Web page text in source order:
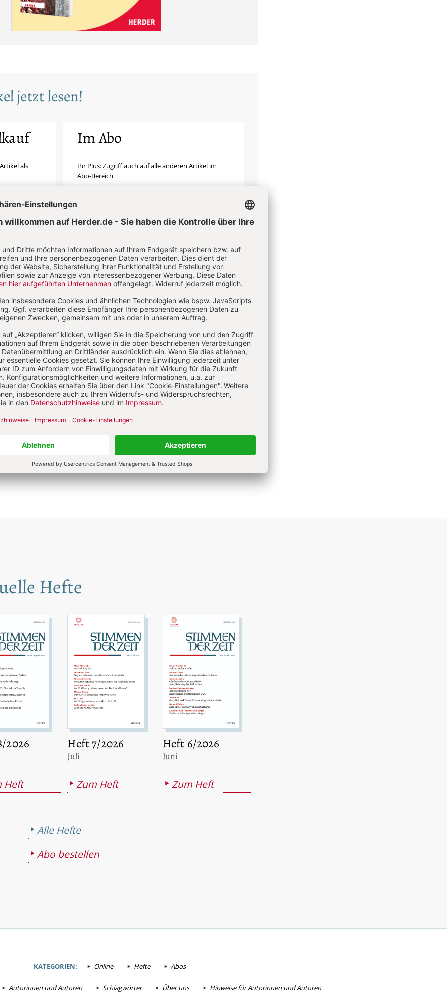
jetzt lesen!
als
Im Abo
Ihr Plus: Zugriff auch auf alle anderen Artikel im
Abo-Bereich
Digitalzugang
Im Abo Im Digital-Abo
Abo testen
Sie haben ein Abonnement?Anmelden
Steiner
Professor für Kunstgeschichte und Publizist, Freising.
Hefte
2026
Heft
Heft 7/2026
:
Juli
Zum Heft
Heft 6/2026
:
Juni
Zum Heft
Alle Hefte
Abo bestellen
KATEGORIEN: Online Hefte Abos
Autorinnen und Autoren Schlagwörter Über uns Hinweise für Autorinnen und Autoren